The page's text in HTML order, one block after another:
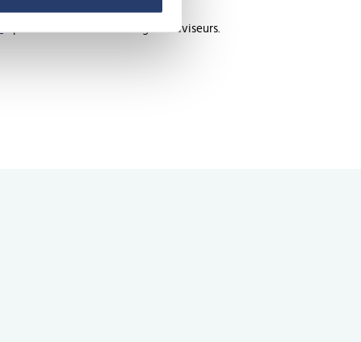
op met één van onze vastgoedadviseurs.